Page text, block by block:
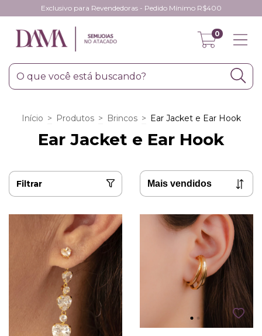
Exclusivo para Revendedoras - Pedido Mínimo R$400
0
Início > Produtos > Brincos > Ear Jacket e Ear Hook
Ear Jacket e Ear Hook
Filtrar